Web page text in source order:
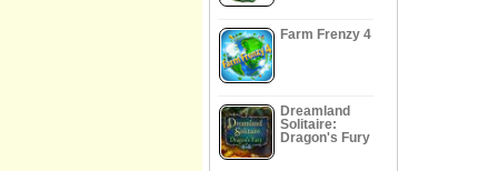
Farm Frenzy 4
Dreamland
Solitaire:
Dragon's Fury